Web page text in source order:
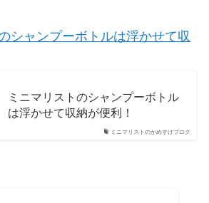
シャンプーボトルは浮かせて収
ミニマリストのかめすけブログ
ミニマリストのシャンプーボトル
は浮かせて収納が便利！